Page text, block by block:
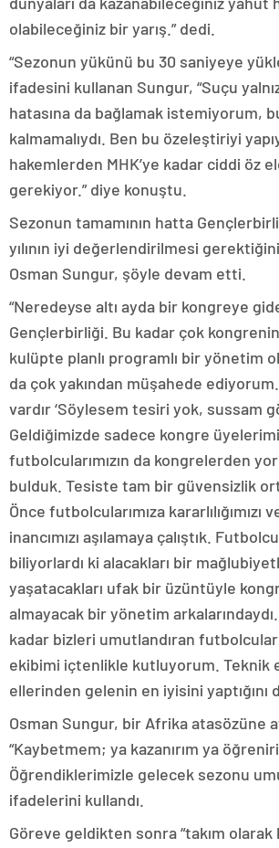
olabileceğiniz bir yarış.” dedi.
“Sezonun yükünü bu 30 saniyeye
ifadesini kullanan Sungur, “Suçu
hatasına da bağlamak istemiyorum,
kalmamalıydı. Ben bu özeleştiriyi
hakemlerden MHK’ye kadar ciddi öz
gerekiyor.” diye konuştu.
Sezonun tamamının hatta
yılının iyi değerlendirilmesi
Osman Sungur, şöyle devam etti.
“Neredeyse altı ayda bir kongreye
Gençlerbirliği. Bu kadar çok kongrenin
kulüpte planlı programlı bir yönetim
da çok yakından müşahede
vardır ‘Söylesem tesiri yok, sussam
Geldiğimizde sadece kongre
futbolcularımızın da kongrelerden
bulduk. Tesiste tam bir güvensizlik
Önce futbolcularımıza kararlılığımızı
inancımızı aşılamaya çalıştık.
biliyorlardı ki alacakları bir
yaşatacakları ufak bir üzüntüyle
almayacak bir yönetim
kadar bizleri umutlandıran
ekibimi içtenlikle kutluyorum. Teknik
ellerinden gelenin en iyisini yaptığını
Osman Sungur, bir Afrika atasözüne
“Kaybetmem; ya kazanırım ya
Öğrendiklerimizle gelecek sezonu
ifadelerini kullandı.
Göreve geldikten sonra “takım olarak